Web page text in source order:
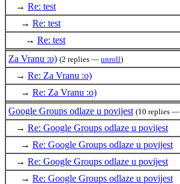
→ Re: test
→ Re: test
→ Re: test
Za Vranu :o) (2 replies — unroll)
→ Re: Za Vranu :o)
→ Re: Za Vranu :o)
Google Groups odlaze u povijest (10 replies —
→ Re: Google Groups odlaze u povijest
→ Re: Google Groups odlaze u povijest
→ Re: Google Groups odlaze u povijest
→ Re: Google Groups odlaze u povijest